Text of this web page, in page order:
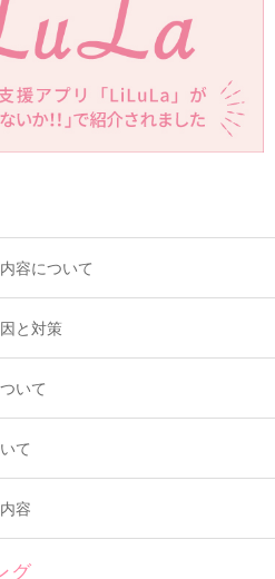
容について
と対策
いて
て
容
グ